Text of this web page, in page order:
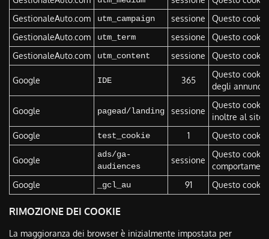
GestionaleAuto.com
utm_campaign sessione
Questo
GestionaleAuto.com
utm_term sessione
Questo
GestionaleAuto.com
utm_content sessione Questo
Google IDE 365
Questo
degli annunci
Google pagead/landing sessione
Questo
inoltre al sito
Google
test_cookie 1 Questo
Google
ads/ga-
audiences
sessione
Questo
Google
_gcl_au 91 Questo
RIMOZIONE DEI COOKIE
La maggioranza dei browser è inizialmente impostata per